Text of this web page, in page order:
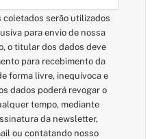
coletados serão utilizados
para envio de nossa
o titular dos dados deve
para recebimento da
forma livre, inequívoca e
dados poderá revogar o
tempo, mediante
da newsletter,
ou contatando nosso